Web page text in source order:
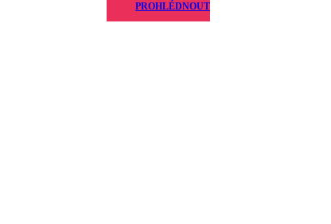
PROHLÉDNOUT